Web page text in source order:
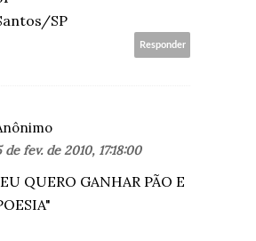
SP
Responder
de fev. de 2010, 17:18:00
QUERO GANHAR PÃO E